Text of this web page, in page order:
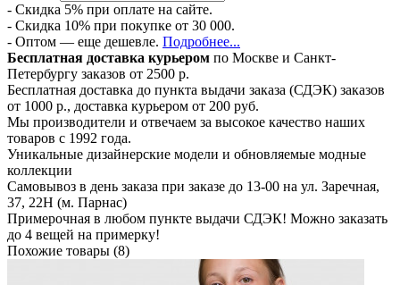
- Скидка 5% при оплате на сайте.
- Скидка 10% при покупке от 30 000.
- Оптом — еще дешевле. Подробнее...
Бесплатная доставка курьером по Москве и Санкт-
Петербургу заказов от 2500 р.
Бесплатная доставка до пункта выдачи заказа (СДЭК) заказов
от 1000 р., доставка курьером от 200 руб.
Мы производители и отвечаем за высокое качество наших
товаров с 1992 года.
Уникальные дизайнерские модели и обновляемые модные
коллекции
Самовывоз в день заказа при заказе до 13-00 на ул. Заречная,
37, 22Н (м. Парнас)
Примерочная в любом пункте выдачи СДЭК! Можно заказать
до 4 вещей на примерку!
Похожие товары (8)